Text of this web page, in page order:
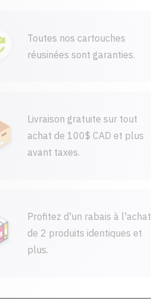
Toutes nos cartouches
réusinées sont garanties.
Livraison gratuite sur tout
achat de 100$ CAD et plus
avant taxes.
Profitez d'un rabais à l'achat
de 2 produits identiques et
plus.